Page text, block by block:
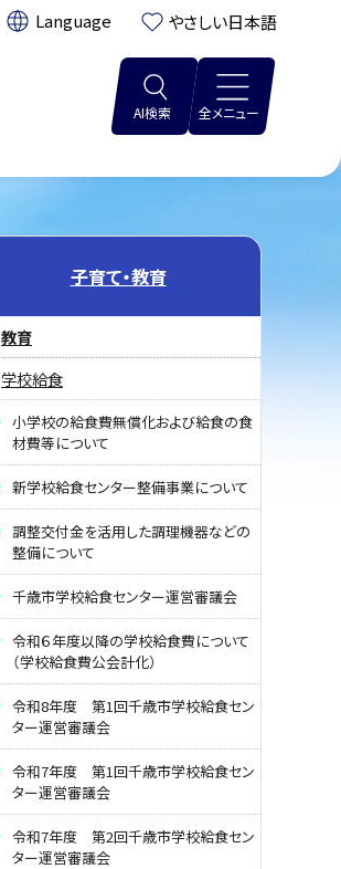
翻訳: やさしい日本語
AI検索 全メニュー
子育て・教育
教育
学校給食
小学校の給食費無償化および給食の食
材費等について
新学校給食センター整備事業について
調整交付金を活用した調理機器などの
整備について
千歳市学校給食センター運営審議会
令和６年度以降の学校給食費について
（学校給食費公会計化）
令和8年度 第1回千歳市学校給食セン
ター運営審議会
令和7年度 第1回千歳市学校給食セン
ター運営審議会
令和7年度 第2回千歳市学校給食セン
ター運営審議会